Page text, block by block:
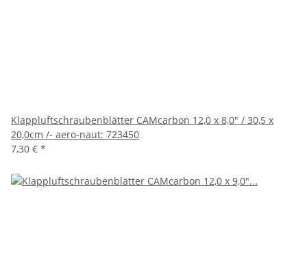
Klappluftschraubenblätter CAMcarbon 12,0 x 8,0" / 30,5 x
20,0cm /- aero-naut: 723450
7,30 € *